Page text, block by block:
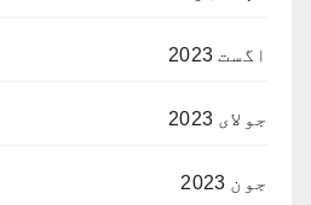
اگست 2023
جولای 2023
جون 2023